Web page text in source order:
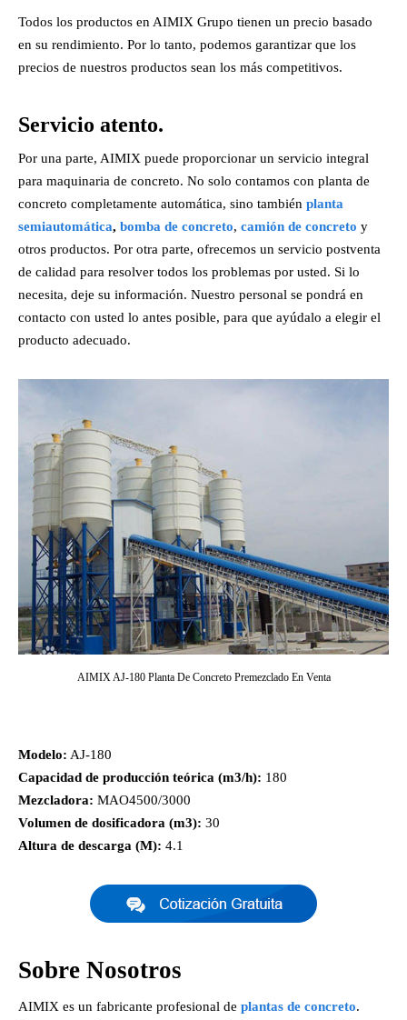
Todos los productos en AIMIX Grupo tienen un precio basado
en su rendimiento. Por lo tanto, podemos garantizar que los
precios de nuestros productos sean los más competitivos.
Servicio atento.
Por una parte, AIMIX puede proporcionar un servicio integral
para maquinaria de concreto. No solo contamos con planta de
concreto completamente automática, sino también planta
semiautomática, bomba de concreto, camión de concreto y
otros productos. Por otra parte, ofrecemos un servicio postventa
de calidad para resolver todos los problemas por usted. Si lo
necesita, deje su información. Nuestro personal se pondrá en
contacto con usted lo antes posible, para que ayúdalo a elegir el
producto adecuado.
AIMIX AJ-180 Planta De Concreto Premezclado En Venta
Modelo: AJ-180
Capacidad de producción teórica (m3/h): 180
Mezcladora: MAO4500/3000
Volumen de dosificadora (m3): 30
Altura de descarga (M): 4.1
Sobre Nosotros
AIMIX es un fabricante profesional de plantas de concreto.